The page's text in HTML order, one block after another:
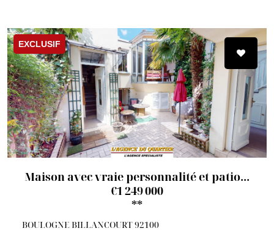
EXCLUSIF
Maison avec vraie personnalité et patio...
€1 249 000
**
BOULOGNE BILLANCOURT 92100